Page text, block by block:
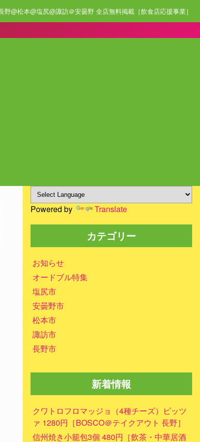
@松本@塩尻@諏訪＠安曇野 全店無料掲載［飲食店応援事業］
Powered by Translate
カテゴリー
お知らせ
オードブル特集
塩尻市
安曇野市
松本市
諏訪市
長野市
新着情報
クワトロフロマッジョ（4種チーズ）ピッツ
ァ 1280円［BOSCO＠テイクアウト 長野］
信州焼き小籠包3個 480円［飲茶・中華居酒